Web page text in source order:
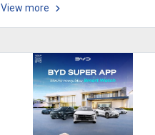
View more